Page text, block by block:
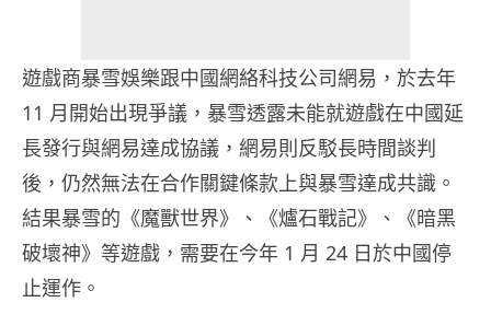
遊戲商暴雪娛樂跟中國網絡科技公司網易，於去年
11 月開始出現爭議，暴雪透露未能就遊戲在中國延
長發行與網易達成協議，網易則反駁長時間談判
後，仍然無法在合作關鍵條款上與暴雪達成共識。
結果暴雪的《魔獸世界》、《爐石戰記》、《暗黑
破壞神》等遊戲，需要在今年 1 月 24 日於中國停
止運作。